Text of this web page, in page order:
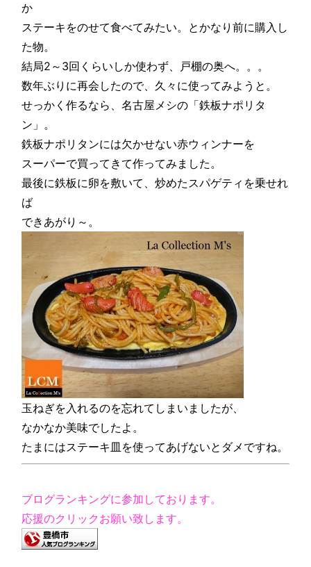
か
ステーキをのせて食べてみたい。とかなり前に購入し
た物。
結局2～3回くらいしか使わず、戸棚の奥へ。。。
数年ぶりに再会したので、久々に使ってみようと。
せっかく作るなら、名古屋メシの「鉄板ナポリタ
ン」。
鉄板ナポリタンには欠かせない赤ウィンナーを
スーパーで買ってきて作ってみました。
最後に鉄板に卵を敷いて、炒めたスパゲティを乗せれ
ば
できあがり～。
玉ねぎを入れるのを忘れてしまいましたが、
なかなか美味でしたよ。
たまにはステーキ皿を使ってあげないとダメですね。
ブログランキングに参加しております。
応援のクリックお願い致します。